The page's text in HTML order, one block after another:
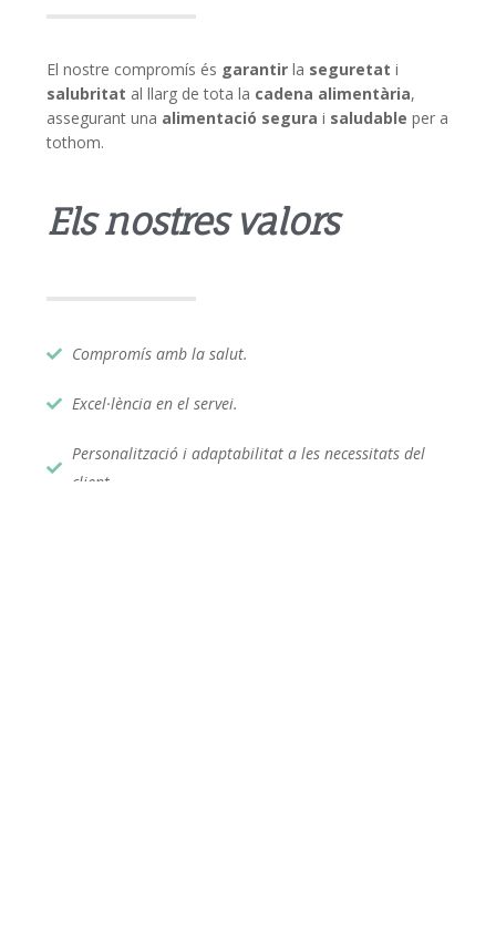
El nostre compromís és garantir la seguretat i
salubritat al llarg de tota la cadena alimentària,
assegurant una alimentació segura i saludable per a
tothom.
Els nostres valors
Compromís amb la salut.
Excel·lència en el servei.
Personalització i adaptabilitat a les necessitats del
client.